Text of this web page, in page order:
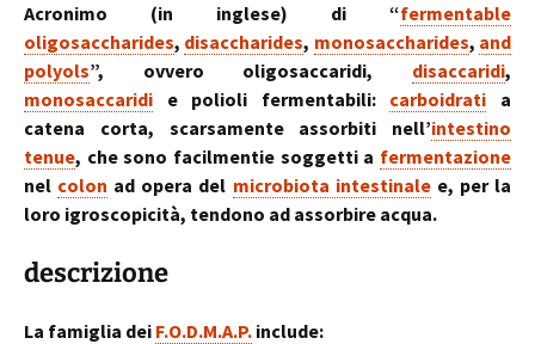
Acronimo (in inglese) di “fermentable
oligosaccharides, disaccharides, monosaccharides, and
polyols”, ovvero oligosaccaridi, disaccaridi,
monosaccaridi e polioli fermentabili: carboidrati a
catena corta, scarsamente assorbiti nell’intestino
tenue, che sono facilmentie soggetti a fermentazione
nel colon ad opera del microbiota intestinalee, per la
loro igroscopicità, tendono ad assorbire acqua.
descrizione
La famiglia dei F.O.D.M.A.P. include: